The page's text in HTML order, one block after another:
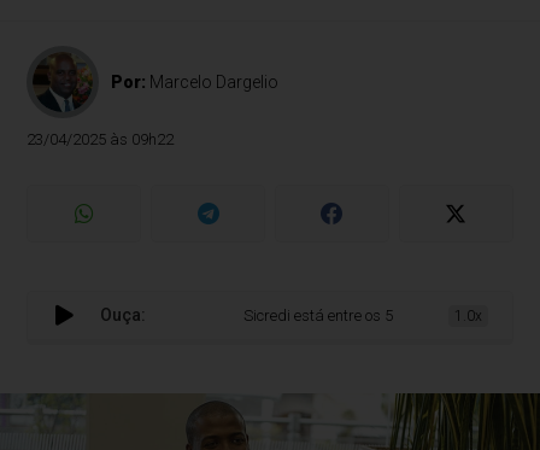
Por: Marcelo Dargelio
23/04/2025 às 09h22
Ouça: Sicredi está entre os 5 melhores bancos do
1.0x